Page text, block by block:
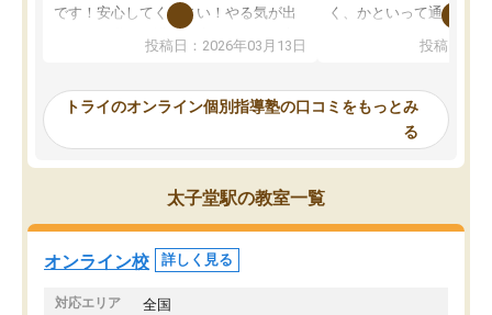
です！安心してください！やる気が出
ないのは私たち講師の責任です」と言
ってくださり、確かに！と考えて、思
ったんですが、学生の先生から学ぶこ
み、徐々に成績が上がったらいいなと
思っていました。何が今足りないのか
を的確に指導いただき、子どももびっ
くりするほど楽しんでやる気を持って
塾を受けています。狙い通り、少しず
つ成績も上がり、苦手意識も無くなっ
てきたので、さらに苦手な数学も追加
でお願いしました。来年の高校受験に
投稿日：2026年03月13日
く、かといって通うには
可能なので本当に助か
らないところをピンポイ
頂いて、とてもわかり
していました。一生を
スト、多少お金がかかっ
投稿日：
トライのオンライン個別指導塾の口コミをもっとみ
る
太子堂駅の教室一覧
オンライン校 詳しく見る
対応エリア 全国